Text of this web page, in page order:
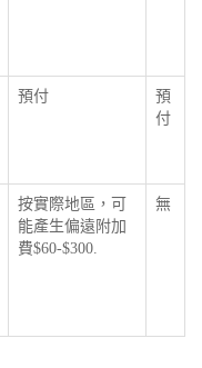
預付
預
付
按實際地區，可
能產生偏遠附加
費$60-$300.
無